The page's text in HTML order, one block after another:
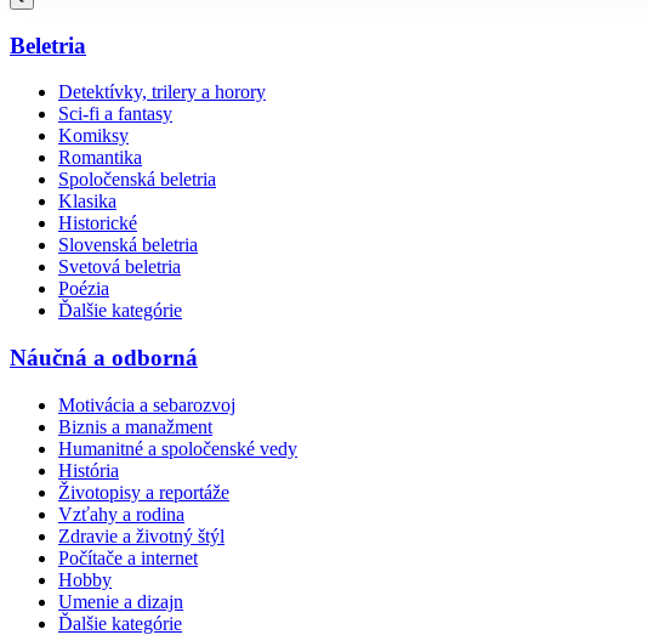
Beletria
Detektívky, trilery a horory
Sci-fi a fantasy
Komiksy
Romantika
Spoločenská beletria
Klasika
Historické
Slovenská beletria
Svetová beletria
Poézia
Ďalšie kategórie
Náučná a odborná
Motivácia a sebarozvoj
Biznis a manažment
Humanitné a spoločenské vedy
História
Životopisy a reportáže
Vzťahy a rodina
Zdravie a životný štýl
Počítače a internet
Hobby
Umenie a dizajn
Ďalšie kategórie